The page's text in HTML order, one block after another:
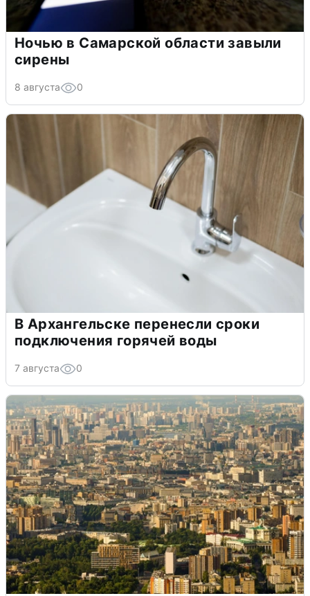
Ночью в Самарской области завыли
сирены
8 августа 0
В Архангельске перенесли сроки
подключения горячей воды
7 августа 0